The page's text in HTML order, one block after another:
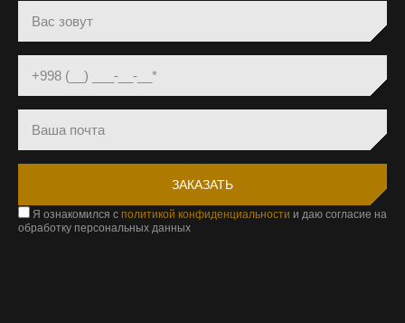
Я ознакомился с политикой конфиденциальности и даю согласие на
обработку персональных данных